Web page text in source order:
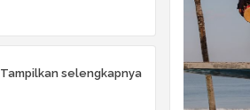
Tampilkan selengkapnya